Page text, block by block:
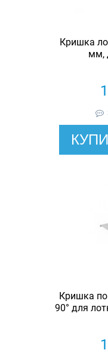
Кришка
мм,
Кришка
90° для